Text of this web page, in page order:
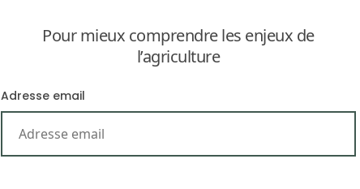
Pour mieux comprendre les enjeux de
l’agriculture
Adresse email